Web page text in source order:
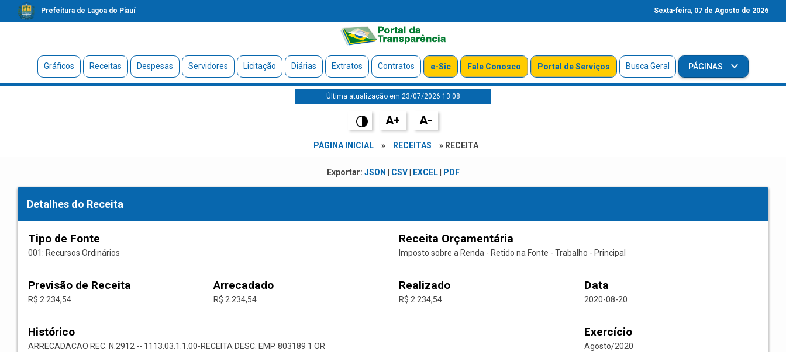
Prefeitura de Lagoa do Piauí Sexta-feira, 07 de Agosto de 2026
Gráficos Receitas Despesas Servidores Licitação Diárias Extratos Contratos e-Sic Fale Conosco Portal de Serviços Busca Geral PÁGINAS
Última atualização em 23/07/2026 13:08
A+ A-
PÁGINA INICIAL » RECEITAS » RECEITA
Exportar: JSON CSV| EXCEL| PDF
Detalhes do Receita
Tipo de Fonte
001: Recursos Ordinários
Receita Orçamentária
Imposto sobre a Renda - Retido na Fonte - Trabalho - Principal
Previsão de Receita
R$ 2.234,54
Arrecadado
R$ 2.234,54
Realizado
R$ 2.234,54
Data
2020-08-20
Histórico
ARRECADACAO REC. N.2912 -- 1113.03.1.1.00-RECEITA DESC. EMP. 803189 1 OR
Exercício
Agosto/2020